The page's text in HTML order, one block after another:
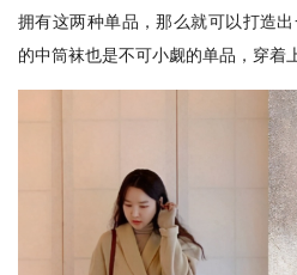
拥有这两种单品，那么就可以打造
的中筒袜也是不可小觑的单品，穿着